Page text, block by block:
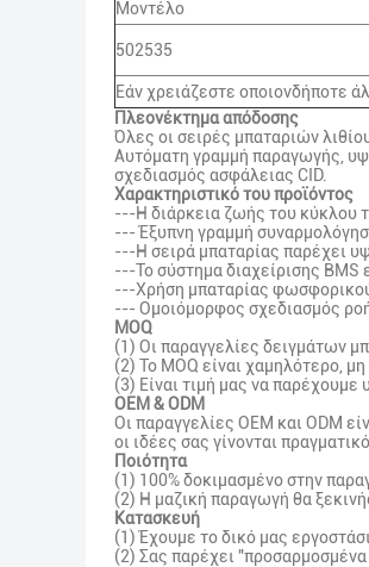
Μοντέλο
502535
Εάν χρειάζεστε οποιονδήποτε
Πλεονέκτημα απόδοσης
Όλες οι σειρές μπαταριών
Αυτόματη γραμμή παραγωγής,
σχεδιασμός ασφάλειας CID.
Χαρακτηριστικό του προϊόντος
---Η διάρκεια ζωής του κύκλου
--- Έξυπνη γραμμή
---Η σειρά μπαταρίας παρέχει
---Το σύστημα διαχείρισης
---Χρήση μπαταρίας φωσφορικού
--- Ομοιόμορφος σχεδιασμός
MOQ
(1) Οι παραγγελίες δειγμάτων
(2) Το MOQ είναι χαμηλότερο,
(3) Είναι τιμή μας να παρέχουμε
OEM & ODM
Οι παραγγελίες OEM και ODM
οι ιδέες σας γίνονται
Ποιότητα
(1) 100% δοκιμασμένο στην
(2) Η μαζική παραγωγή θα
Κατασκευή
(1) Έχουμε το δικό μας
(2) Σας παρέχει "προσαρμοσμένα